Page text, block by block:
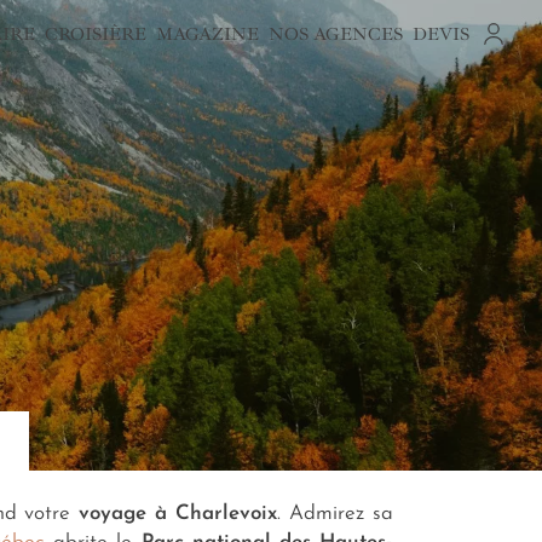
CROISIÈRE MAGAZINE NOS AGENCES DEVIS
votrevoyage à Charlevoix. Admirez sa